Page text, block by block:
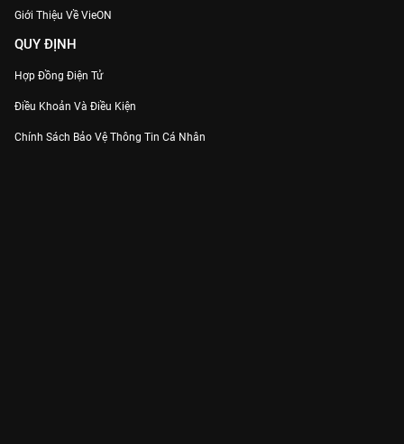
Giới Thiệu Về VieON
QUY ĐỊNH
Hợp Đồng Điện Tử
Điều Khoản Và Điều Kiện
Chính Sách Bảo Vệ Thông Tin Cá Nhân